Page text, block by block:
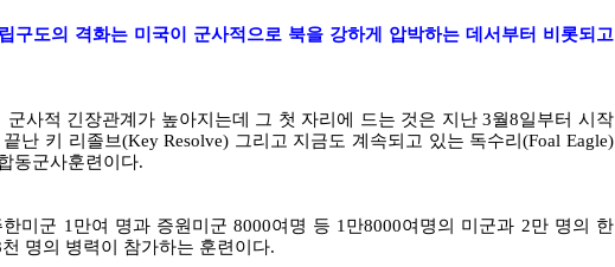
구도의 격화는 미국이 군사적으로 북을 강하게 압박하는 데서부터 비롯되고
군사적 긴장관계가 높아지는데 그 첫 자리에 드는 것은 지난 3월8일부터 시작
난 키 리졸브(Key Resolve) 그리고 지금도 계속되고 있는 독수리(Foal Eagle)
동군사훈련이다.
미군 1만여 명과 증원미군 8000여명 등 1만8000여명의 미군과 2만 명의 한
명의 병력이 참가하는 훈련이다.